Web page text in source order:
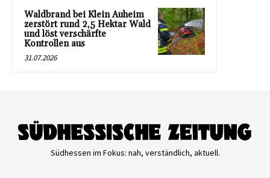
Waldbrand bei Klein Auheim
zerstört rund 2,5 Hektar Wald
und löst verschärfte
Kontrollen aus
31.07.2026
Südhessen im Fokus: nah, verständlich, aktuell.